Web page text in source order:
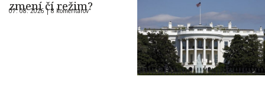
zmení čí režim?
07. 08. 2026 |8 komentárov